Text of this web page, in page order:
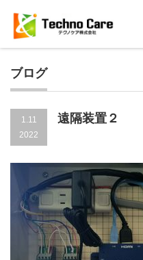
ブログ
1.11
2022
遠隔装置２